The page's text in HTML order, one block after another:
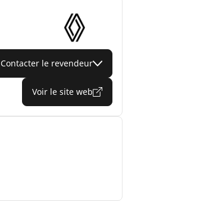
Contacter le revendeur
Voir le site web